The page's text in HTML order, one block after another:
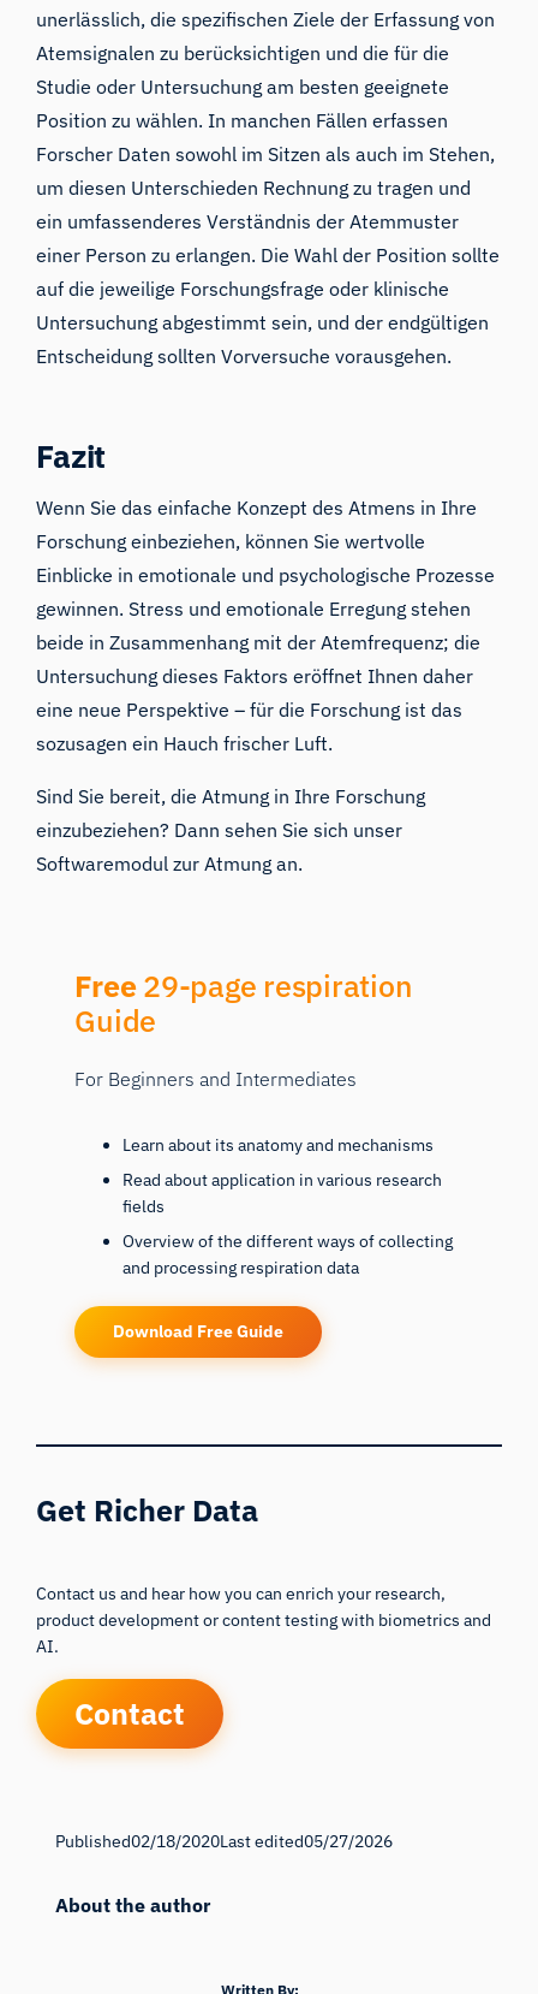
unerlässlich, die spezifischen Ziele der Erfassung von
Atemsignalen zu berücksichtigen und die für die
Studie oder Untersuchung am besten geeignete
Position zu wählen. In manchen Fällen erfassen
Forscher Daten sowohl im Sitzen als auch im Stehen,
um diesen Unterschieden Rechnung zu tragen und
ein umfassenderes Verständnis der Atemmuster
einer Person zu erlangen. Die Wahl der Position sollte
auf die jeweilige Forschungsfrage oder klinische
Untersuchung abgestimmt sein, und der endgültigen
Entscheidung sollten Vorversuche vorausgehen.
Fazit
Wenn Sie das einfache Konzept des Atmens in Ihre
Forschung einbeziehen, können Sie wertvolle
Einblicke in emotionale und psychologische Prozesse
gewinnen. Stress und emotionale Erregung stehen
beide in Zusammenhang mit der Atemfrequenz; die
Untersuchung dieses Faktors eröffnet Ihnen daher
eine neue Perspektive – für die Forschung ist das
sozusagen ein Hauch frischer Luft.
Sind Sie bereit, die Atmung in Ihre Forschung
einzubeziehen? Dann sehen Sie sich unser
Softwaremodul zur Atmung an.
Free29-page respiration
Guide
For Beginners and Intermediates
Learn about its anatomy and mechanisms
Read about application in various research
fields
Overview of the different ways of collecting
and processing respiration data
Download Free Guide
Get Richer Data
Contact us and hear how you can enrich your research,
product development or content testing with biometrics and
AI.
Contact
Published02/18/2020Last edited05/27/2026
About the author
Written By: